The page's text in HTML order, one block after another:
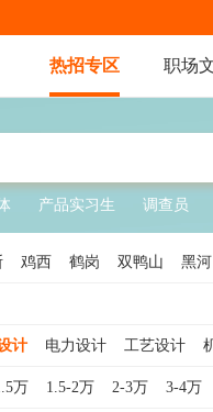
热招专区 职场
产品实习生 调查员
鸡西 鹤岗 双鸭山 黑河
计 电力设计 工艺设计
万 1.5-2万 2-3万 3-4万